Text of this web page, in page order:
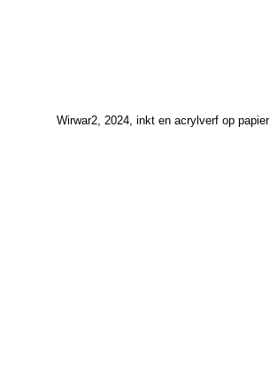
Wirwar2, 2024, inkt en acrylverf op papier